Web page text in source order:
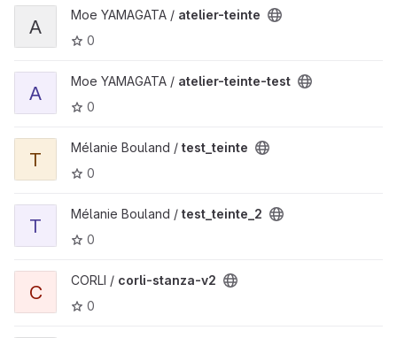
A
Moe YAMAGATA / atelier-teinte
0
A
Moe YAMAGATA / atelier-teinte-test
0
T
Mélanie Bouland / test_teinte
0
T
Mélanie Bouland / test_teinte_2
0
C
CORLI / corli-stanza-v2
0